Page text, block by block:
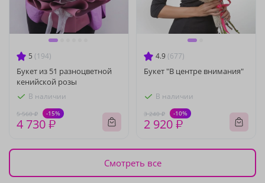
5 (194)
Букет из 51 разноцветной
кенийской розы
В наличии
5 560 ₽ -15%
4 730 ₽
4.9 (677)
Букет "В центре внимания"
В наличии
3 240 ₽ -10%
2 920 ₽
Смотреть все